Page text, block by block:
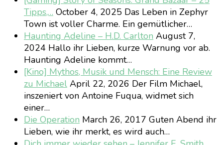
Tipps,… October 4, 2025 Das Leben in Zephyr
Town ist voller Charme. Ein gemütlicher…
Haunting Adeline – H.D. Carlton August 7,
2024 Hallo ihr Lieben, kurze Warnung vor ab.
Haunting Adeline kommt…
[Kino] Mythos, Musik und Mensch: Eine Review
zu Michael April 22, 2026 Der Film Michael,
inszeniert von Antoine Fuqua, widmet sich
einer…
Die Operation March 26, 2017 Guten Abend ihr
Lieben, wie ihr merkt, es wird auch…